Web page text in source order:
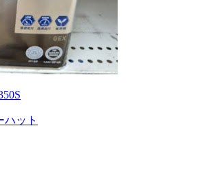
ハット